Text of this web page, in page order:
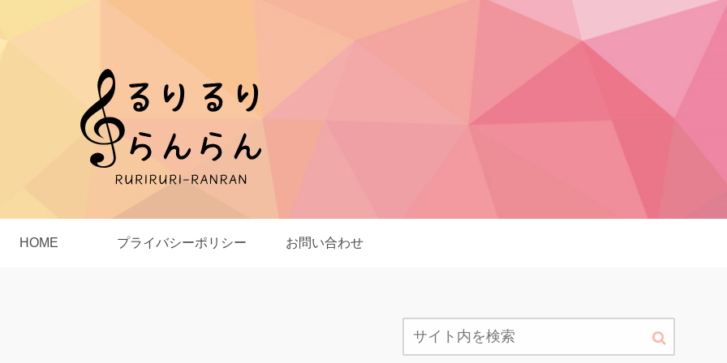
HOME プライバシーポリシー お問い合わせ